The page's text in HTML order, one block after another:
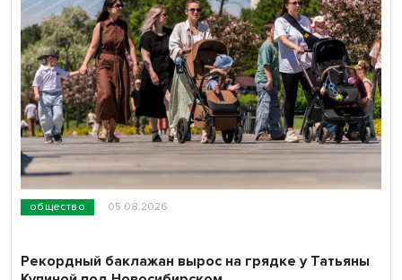
общество 05.08.2026
Рекордный баклажан вырос на грядке у Татьяны